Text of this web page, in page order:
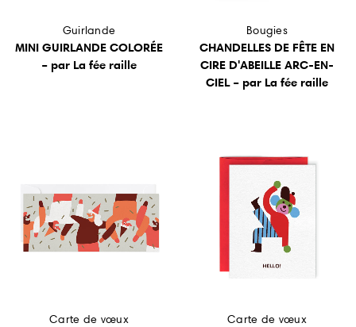
Guirlande
MINI GUIRLANDE COLORÉE
– par La fée raille
Bougies
CHANDELLES DE FÊTE EN
CIRE D'ABEILLE ARC-EN-
CIEL – par La fée raille
Carte de vœux Carte de vœux